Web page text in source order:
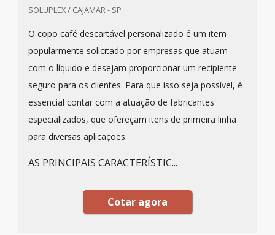
SOLUPLEX / CAJAMAR - SP
O copo café descartável personalizado é um item
popularmente solicitado por empresas que atuam
com o líquido e desejam proporcionar um recipiente
seguro para os clientes. Para que isso seja possível, é
essencial contar com a atuação de fabricantes
especializados, que ofereçam itens de primeira linha
para diversas aplicações.
AS PRINCIPAIS CARACTERÍSTIC...
Cotar agora